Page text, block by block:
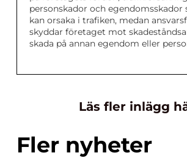
personskador och
kan orsaka i trafiken, medan
skyddar företaget mot
skada på annan egendom eller
Läs fler inlägg
Fler nyheter